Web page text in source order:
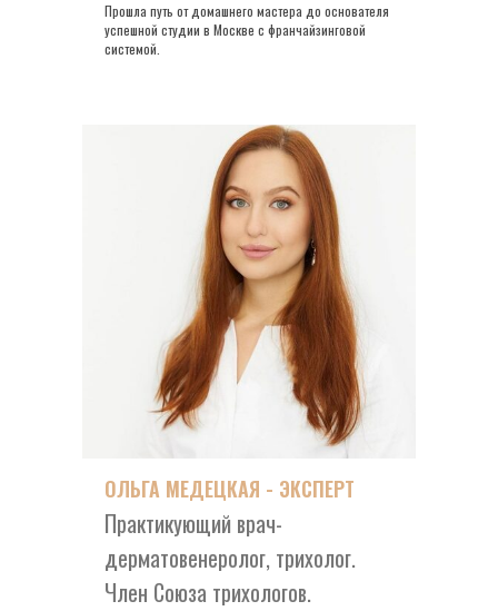
Прошла путь от домашнего мастера до основателя
успешной студии в Москве с франчайзинговой
системой.
ОЛЬГА МЕДЕЦКАЯ - ЭКСПЕРТ
Практикующий врач-
дерматовенеролог, трихолог.
Член Союза трихологов.